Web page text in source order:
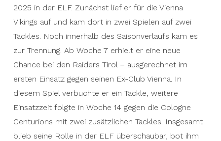
2025 in der ELF. Zunächst lief er für die Vienna
Vikings auf und kam dort in zwei Spielen auf zwei
Tackles. Noch innerhalb des Saisonverlaufs kam es
zur Trennung. Ab Woche 7 erhielt er eine neue
Chance bei den Raiders Tirol – ausgerechnet im
ersten Einsatz gegen seinen Ex-Club Vienna. In
diesem Spiel verbuchte er ein Tackle, weitere
Einsatzzeit folgte in Woche 14 gegen die Cologne
Centurions mit zwei zusätzlichen Tackles. Insgesamt
blieb seine Rolle in der ELF überschaubar, bot ihm